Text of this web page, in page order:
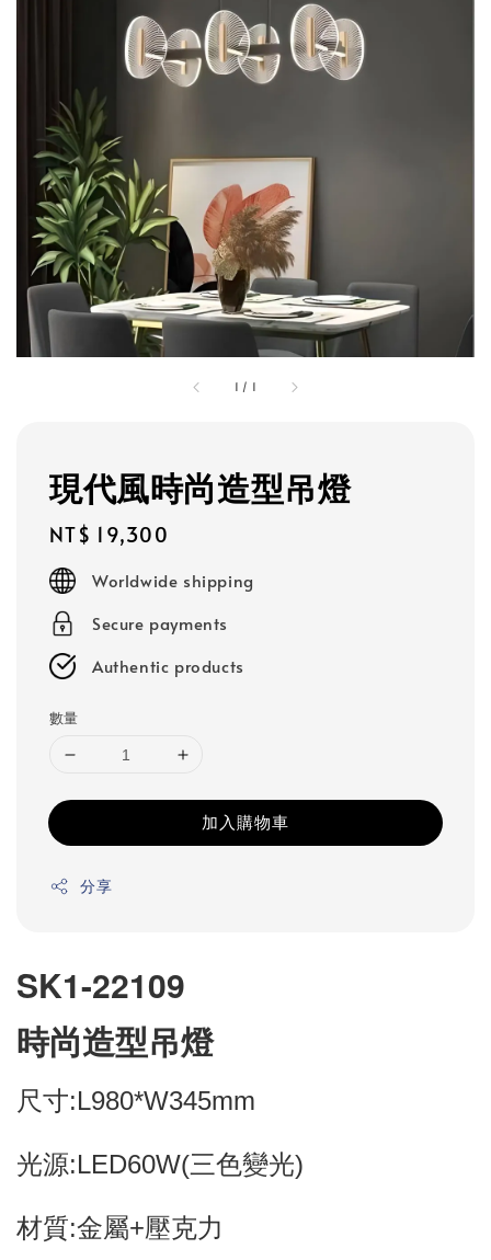
1 / 1
現代風時尚造型吊燈
Regular
price
NT$ 19,300
Worldwide shipping
Secure payments
Authentic products
數量
加入購物車
分享
SK1-22109
時尚造型吊燈
尺寸:L980*W345mm
光源:LED60W(三色變光)
材質:金屬+壓克力